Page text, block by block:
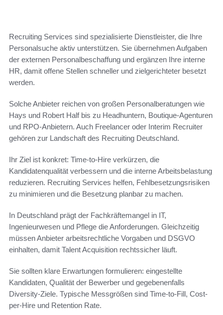
Recruiting Services sind spezialisierte Dienstleister, die Ihre
Personalsuche aktiv unterstützen. Sie übernehmen Aufgaben
der externen Personalbeschaffung und ergänzen Ihre interne
HR, damit offene Stellen schneller und zielgerichteter besetzt
werden.
Solche Anbieter reichen von großen Personalberatungen wie
Hays und Robert Half bis zu Headhuntern, Boutique-Agenturen
und RPO-Anbietern. Auch Freelancer oder Interim Recruiter
gehören zur Landschaft des Recruiting Deutschland.
Ihr Ziel ist konkret: Time-to-Hire verkürzen, die
Kandidatenqualität verbessern und die interne Arbeitsbelastung
reduzieren. Recruiting Services helfen, Fehlbesetzungsrisiken
zu minimieren und die Besetzung planbar zu machen.
In Deutschland prägt der Fachkräftemangel in IT,
Ingenieurwesen und Pflege die Anforderungen. Gleichzeitig
müssen Anbieter arbeitsrechtliche Vorgaben und DSGVO
einhalten, damit Talent Acquisition rechtssicher läuft.
Sie sollten klare Erwartungen formulieren: eingestellte
Kandidaten, Qualität der Bewerber und gegebenenfalls
Diversity-Ziele. Typische Messgrößen sind Time-to-Fill, Cost-
per-Hire und Retention Rate.